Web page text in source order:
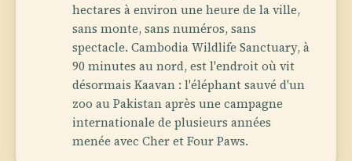
hectares à environ une heure de la ville,
sans monte, sans numéros, sans
spectacle. Cambodia Wildlife Sanctuary, à
90 minutes au nord, est l'endroit où vit
désormais Kaavan : l'éléphant sauvé d'un
zoo au Pakistan après une campagne
internationale de plusieurs années
menée avec Cher et Four Paws.